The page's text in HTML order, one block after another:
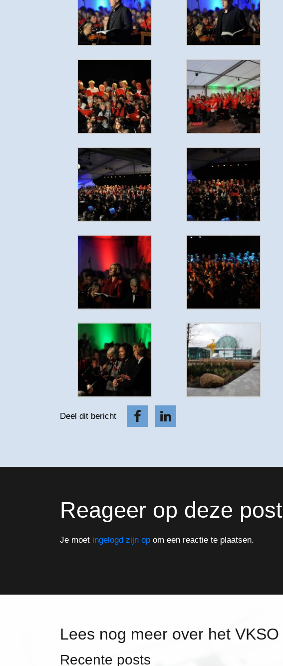
Deel dit bericht
Reageer op deze post
Je moet ingelogd zijn op om een reactie te plaatsen.
Lees nog meer over het VKSO
Recente posts